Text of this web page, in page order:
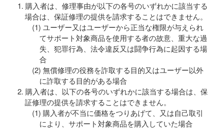
購入者は、修理事由が以下の各号のいずれかに該当する
場合は、保証修理の提供を請求することはできません。
ユーザー又はユーザーから正当な権限が与えられ
てサポート対象商品を使用する者の故意、重大な過
失、犯罪行為、法令違反又は闘争行為に起因する場
合
無償修理の役務を詐取する目的又はユーザー以外
に詐取する目的がある場合
購入者は、以下の各号のいずれかに該当する場合は、保
証修理の提供を請求することはできません。
購入者が不当に価格をつりあげて、又は自己取引
により、サポート対象商品を購入していた場合